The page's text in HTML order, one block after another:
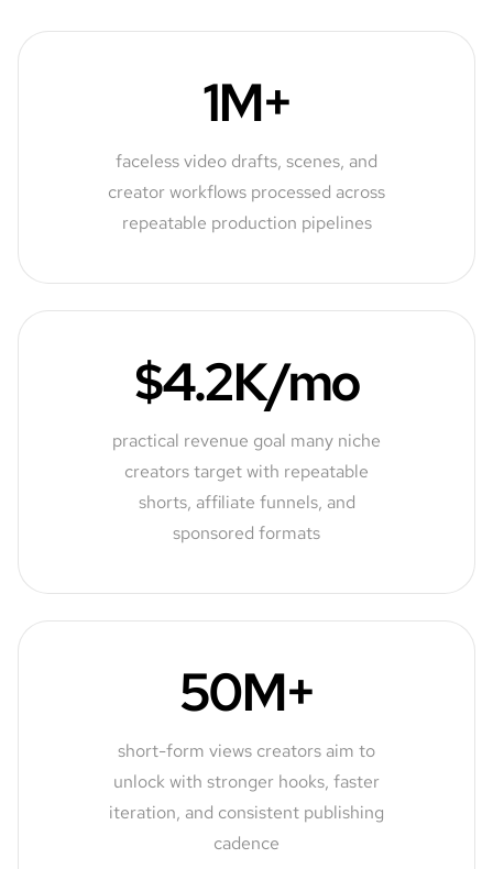
1M+
faceless video drafts, scenes, and
creator workflows processed across
repeatable production pipelines
$4.2K/mo
practical revenue goal many niche
creators target with repeatable
shorts, affiliate funnels, and
sponsored formats
50M+
short-form views creators aim to
unlock with stronger hooks, faster
iteration, and consistent publishing
cadence